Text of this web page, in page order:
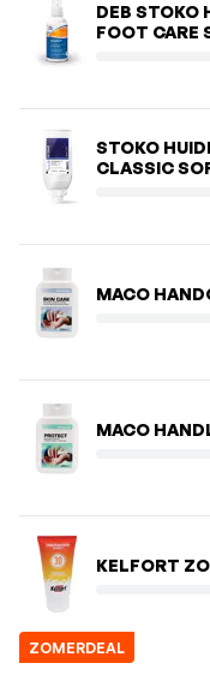
DEB STOKO
FOOT CARE
STOKO
CLASSIC
MACO
MACO
KELFORT
ZOMERDEAL